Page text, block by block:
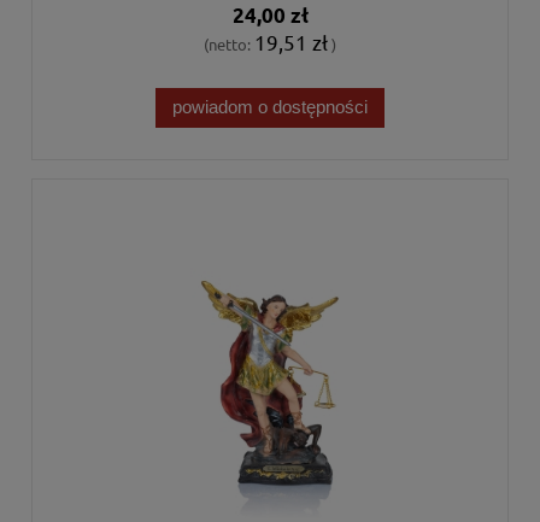
24,00 zł
(netto: 19,51 zł)
powiadom o dostępności